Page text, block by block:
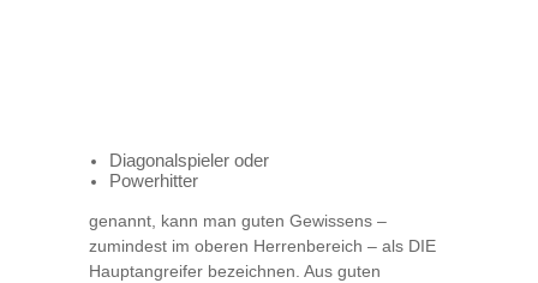
Diagonalspieler oder
Powerhitter
genannt, kann man guten Gewissens –
zumindest im oberen Herrenbereich – als DIE
Hauptangreifer bezeichnen. Aus guten